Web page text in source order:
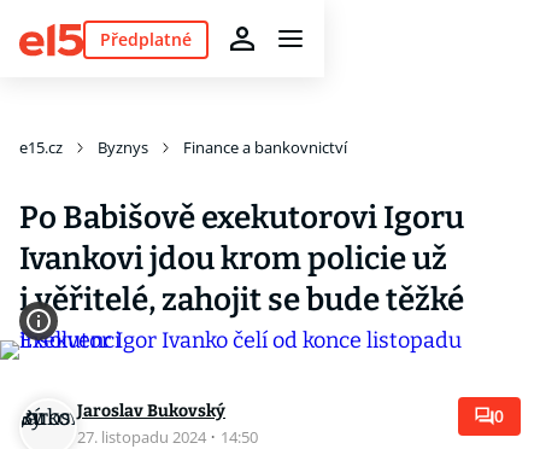
Předplatné
e15.cz Byznys Finance a bankovnictví
Po Babišově exekutorovi Igoru
Ivankovi jdou krom policie už
i věřitelé, zahojit se bude těžké
Jaroslav Bukovský
27. listopadu 2024 · 14:50
0